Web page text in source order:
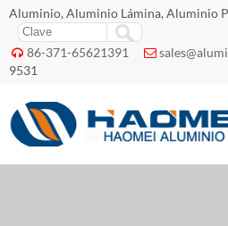
Aluminio, Aluminio Lámina, Aluminio
 86-371-65621391 
9531